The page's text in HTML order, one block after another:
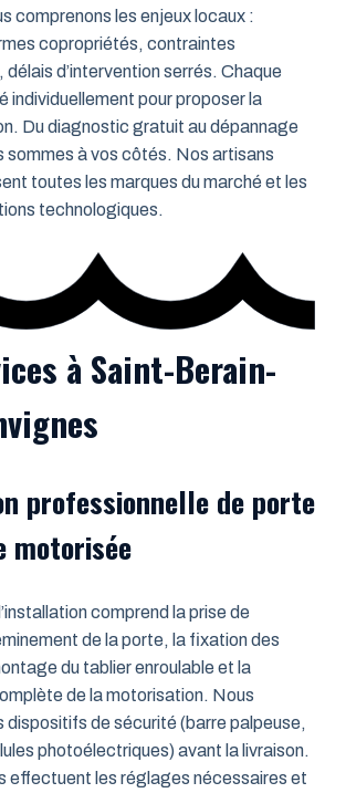
comprenons les enjeux locaux :
copropriétés, contraintes
d’intervention serrés. Chaque
individuellement pour proposer la
Du diagnostic gratuit au dépannage
sommes à vos côtés. Nos artisans
toutes les marques du marché et les
technologiques.
à Saint-Berain-
professionnelle de porte
motorisée
comprend la prise de
de la porte, la fixation des
du tablier enroulable et la
de la motorisation. Nous
dispositifs de sécurité (barre palpeuse,
photoélectriques) avant la livraison.
effectuent les réglages nécessaires et